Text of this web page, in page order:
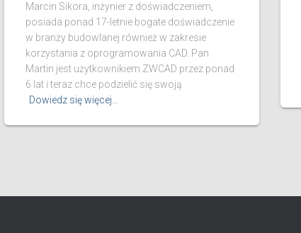
Marcin Sikora, inżynier z doświadczeniem,
posiada ponad 17-letnie bogate doświadczenie
w branży budowlanej również w zakresie
korzystania z oprogramowania CAD. Pan
Martin jest użytkownikiem ZWCAD przez ponad
6 lat i teraz chce podzielić się swoją
Dowiedz się więcej…